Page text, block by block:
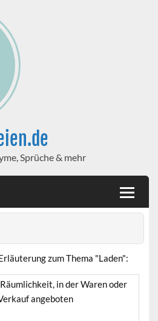
Sprüche & mehr
zum Thema "Laden":
in der Waren oder
angeboten